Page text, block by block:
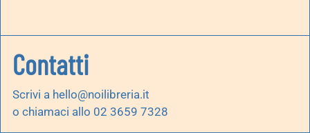
Contatti
Scrivi a hello@noilibreria.it
o chiamaci allo 02 3659 7328